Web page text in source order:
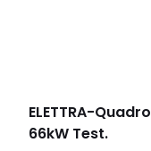
ELETTRA-
66kW Test.